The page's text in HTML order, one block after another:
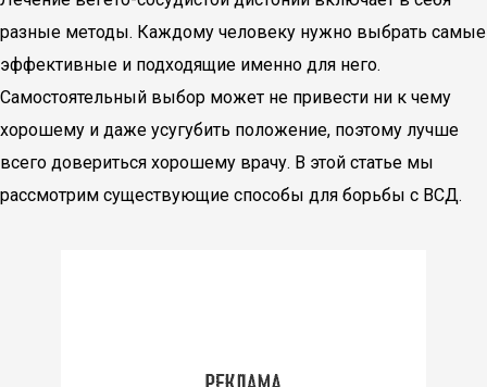
разные методы. Каждому человеку нужно выбрать самые
эффективные и подходящие именно для него.
Самостоятельный выбор может не привести ни к чему
хорошему и даже усугубить положение, поэтому лучше
всего довериться хорошему врачу. В этой статье мы
рассмотрим существующие способы для борьбы с ВСД.